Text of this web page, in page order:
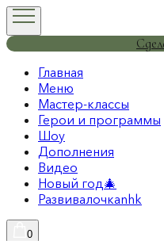
Главная
Меню
Мастер-классы
Герои и программы
Шоу
Дополнения
Видео
Новый год🎄
Развивалочкаnhk
0